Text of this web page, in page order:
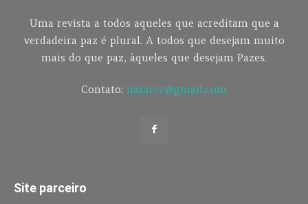
Uma revista a todos aqueles que acreditam que a
verdadeira paz é plural. A todos que desejam muito
mais do que paz, àqueles que desejam Pazes.
Contato: nararcr@gmail.com
Site parceiro